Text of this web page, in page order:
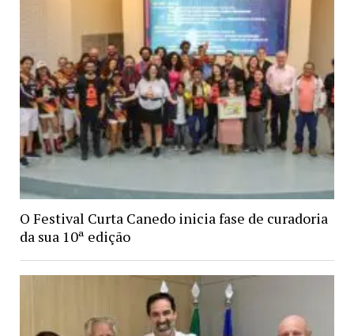
O Festival Curta Canedo inicia fase de curadoria
da sua 10ª edição